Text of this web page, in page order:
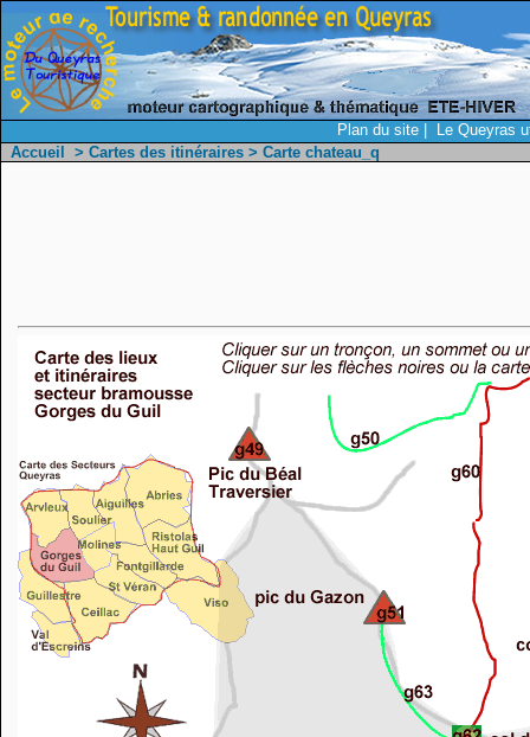
Plan du site
Le Queyras
Accueil
> Cartes des itinéraires > Carte chateau_q